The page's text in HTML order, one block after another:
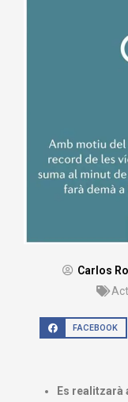
Carlos
FACEBOOK
Es realitzarà